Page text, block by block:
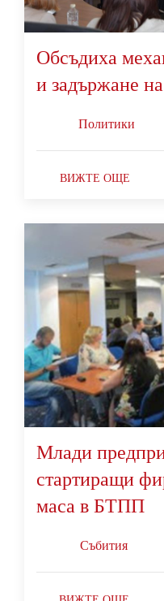
Обсъдиха
и задържане
Политики
ВИЖТЕ ОЩЕ
Млади
стартиращи
маса в БТПП
Събития